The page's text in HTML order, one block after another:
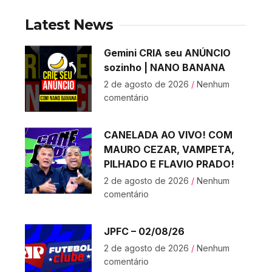
Latest News
Gemini CRIA seu ANÚNCIO
sozinho | NANO BANANA
2 de agosto de 2026 Nenhum
comentário
CANELADA AO VIVO! COM
MAURO CEZAR, VAMPETA,
PILHADO E FLAVIO PRADO!
2 de agosto de 2026 Nenhum
comentário
JPFC – 02/08/26
2 de agosto de 2026 Nenhum
comentário